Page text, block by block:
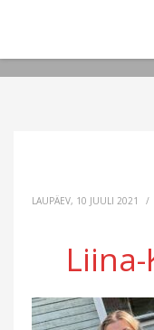
LAUPÄEV, 10 JUULI 2021 /